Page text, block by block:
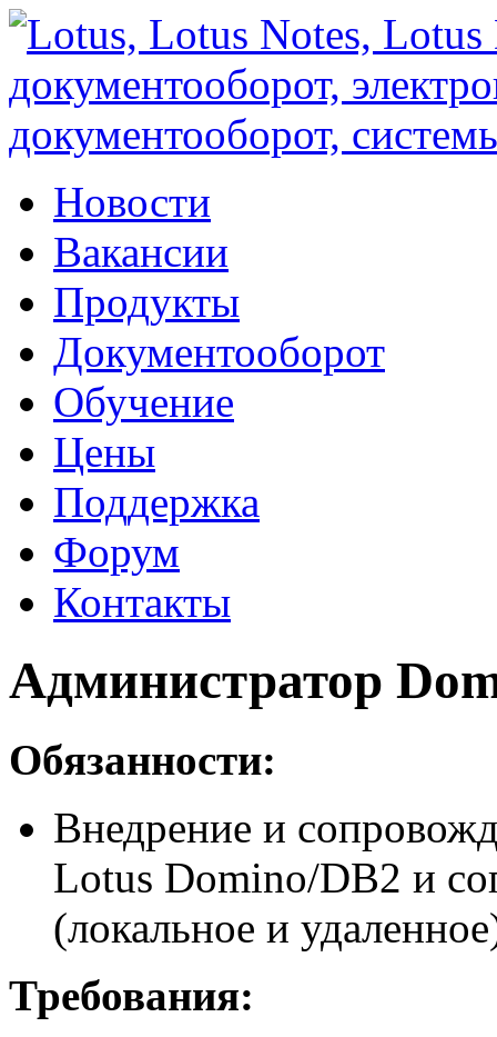
Новости
Вакансии
Продукты
Документооборот
Обучение
Цены
Поддержка
Форум
Контакты
Aдминистратор
Обязанности:
Bнедрение и
Lotus Domino/DB2 и
(локальное и
Требования: